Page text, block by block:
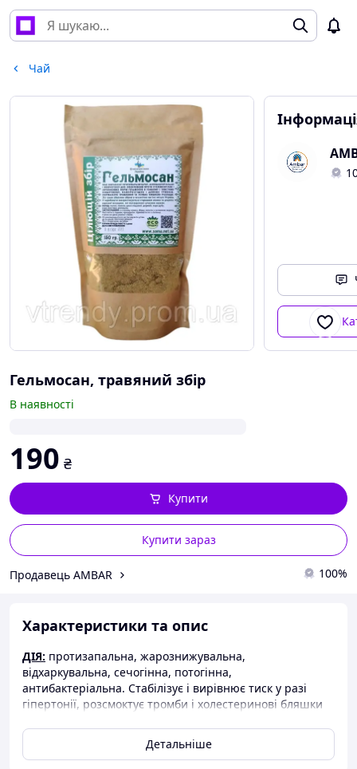
Чай
Гельмосан, травяний збір
В наявності
190 ₴
Купити зараз
Купити
Продавець AMBAR 100%
Характеристики та опис
ДІЯ: протизапальна, жарознижувальна,
відхаркувальна, сечогінна, потогінна,
антибактеріальна. Стабілізує і вирівнює тиск у разі
гіпертонії, розсмоктує тромби і холестеринові бляшки
мозку після інсульту, зменшує тканинну гіпоксію.
ВИКОРИСТОВУЄТЬСЯ: у разі гіпертонії, стенокардії,
Детальніше